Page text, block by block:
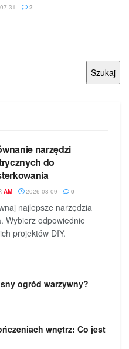
31 2
Szukaj
narzędzi
do
AM 2026-08-09 0
najlepsze narzędzia
Wybierz odpowiednie
projektów DIY.
ogród warzywny?
wnętrz: Co jest